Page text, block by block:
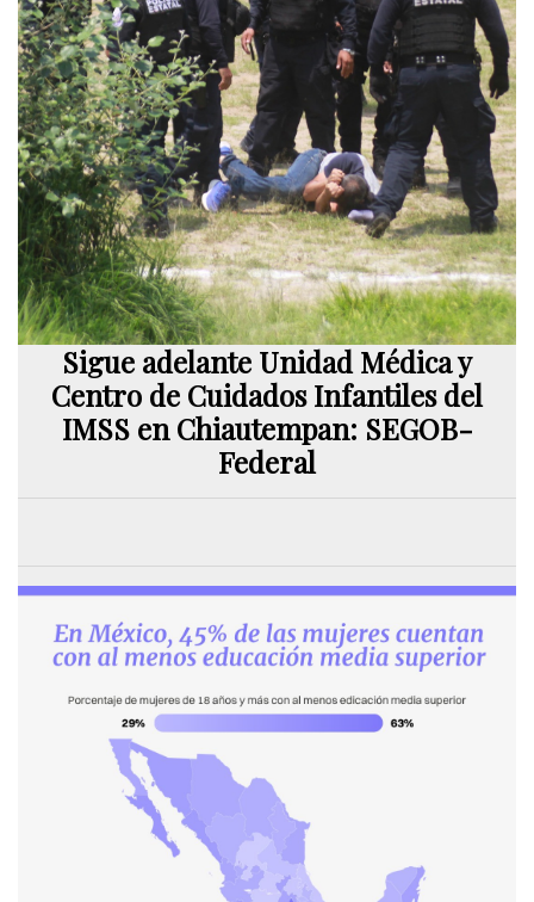
Sigue adelante Unidad Médica y
Centro de Cuidados Infantiles del
IMSS en Chiautempan: SEGOB-
Federal